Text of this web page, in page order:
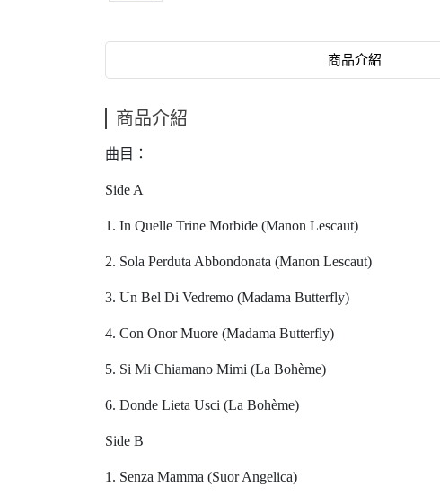
商品介紹
商品介紹
曲目：
Side A
1. In Quelle Trine Morbide (Manon Lescaut)
2. Sola Perduta Abbondonata (Manon Lescaut)
3. Un Bel Di Vedremo (Madama Butterfly)
4. Con Onor Muore (Madama Butterfly)
5. Si Mi Chiamano Mimi (La Bohème)
6. Donde Lieta Usci (La Bohème)
Side B
1. Senza Mamma (Suor Angelica)